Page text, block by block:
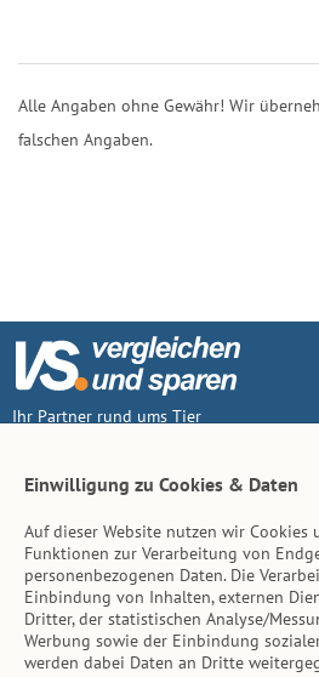
Alle Angaben ohne Gewähr! Wir
falschen Angaben.
Ihr Partner rund ums Tier
Inhalt
Tierarzt-Suche
Hinweise
Einwilligung zu Cookies & Daten
Auf dieser Website nutzen wir Cookies
Funktionen zur Verarbeitung von
personenbezogenen Daten. Die
Einbindung von Inhalten, externen
Dritter, der statistischen Analyse/
Werbung sowie der Einbindung
werden dabei Daten an Dritte